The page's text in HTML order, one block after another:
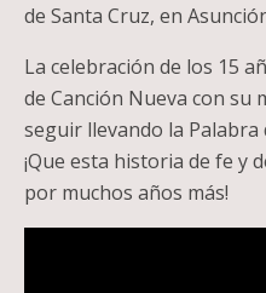
de Santa Cruz, en
La celebración de los 15
de Canción Nueva con su
seguir llevando la
¡Que esta historia de fe y
por muchos años más!